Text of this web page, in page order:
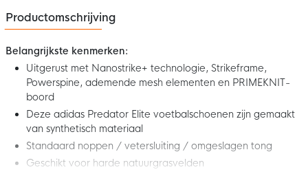
Productomschrijving
Belangrijkste kenmerken:
Uitgerust met Nanostrike+ technologie, Strikeframe,
Powerspine, ademende mesh elementen en PRIMEKNIT-
boord
Deze adidas Predator Elite voetbalschoenen zijn gemaakt
van synthetisch materiaal
Standaard noppen / vetersluiting / omgeslagen tong
Geschikt voor harde natuurgrasvelden